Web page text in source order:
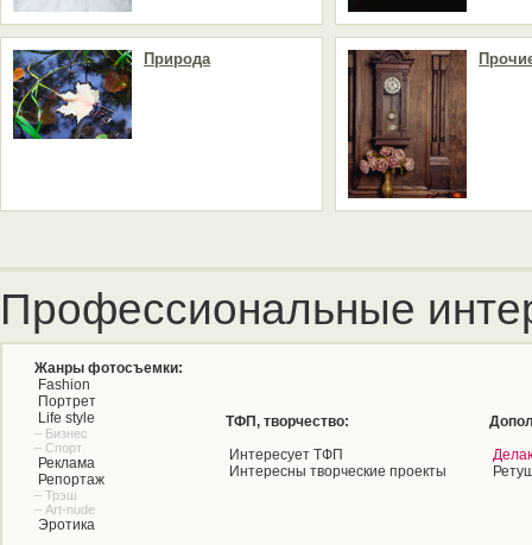
Природа
Профессиональные
Жанры фотосъемки:
Fashion
Портрет
Life style
– Бизнес
– Спорт
Реклама
Репортаж
– Трэш
– Art-nude
Эротика
ТФП, творчество:
Интересует ТФП
Интересны творческие проекты